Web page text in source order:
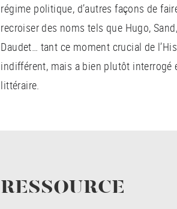
régime politique, d’autres façons de
recroiser des noms tels que Hugo,
Daudet… tant ce moment crucial de
indifférent, mais a bien plutôt interrogé
littéraire.
RESSOURCE